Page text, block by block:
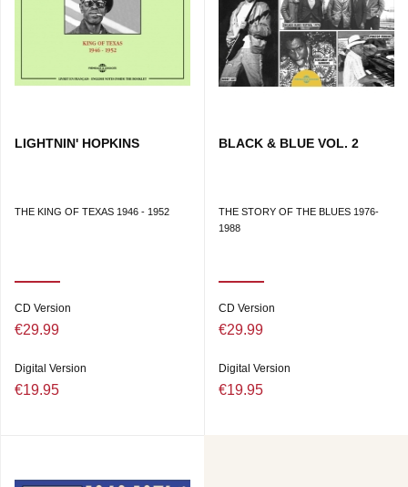
LIGHTNIN' HOPKINS
THE KING OF TEXAS 1946 - 1952
CD Version
€29.99
Digital Version
€19.95
BLACK & BLUE VOL. 2
THE STORY OF THE BLUES 1976-
1988
CD Version
€29.99
Digital Version
€19.95